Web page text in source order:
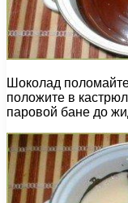
Шоколад
положите в
паровой бане до